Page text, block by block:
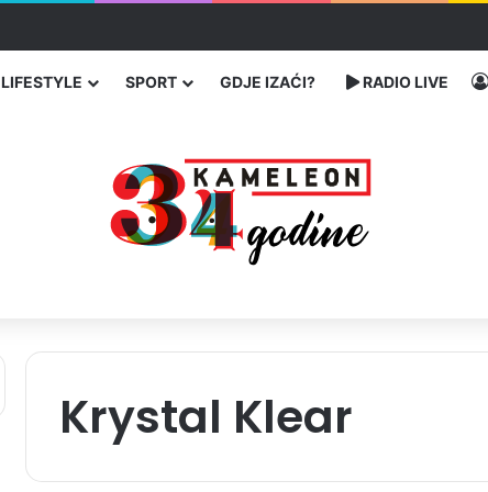
LIFESTYLE SPORT GDJE IZAĆI? RADIO LIVE
Krystal Klear